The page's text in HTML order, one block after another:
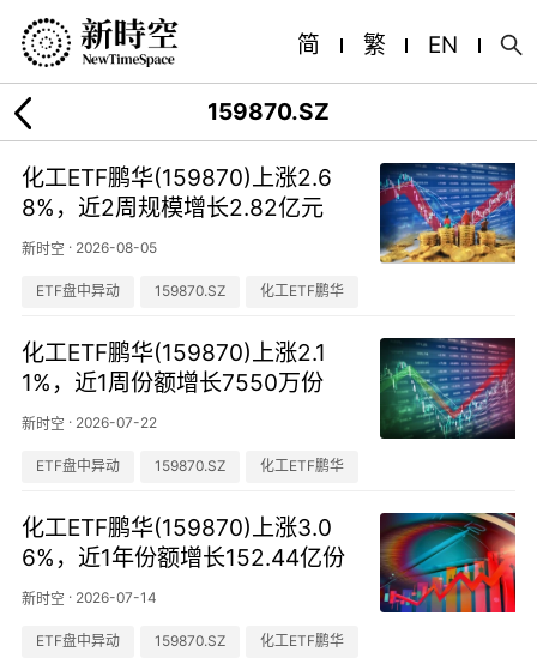
简 繁 EN
159870.SZ
化工ETF鹏华(159870)上涨2.6
8%，近2周规模增长2.82亿元
新时空 · 2026-08-05
ETF盘中异动 159870.SZ 化工ETF鹏华
化工ETF鹏华(159870)上涨2.1
1%，近1周份额增长7550万份
新时空 · 2026-07-22
ETF盘中异动 159870.SZ 化工ETF鹏华
化工ETF鹏华(159870)上涨3.0
6%，近1年份额增长152.44亿份
新时空 · 2026-07-14
ETF盘中异动 159870.SZ 化工ETF鹏华